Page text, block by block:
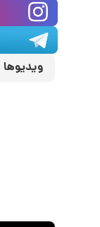
ویدیوها